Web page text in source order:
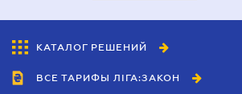
КАТАЛОГ РЕШЕНИЙ
ВСЕ ТАРИФЫ ЛІГА:ЗАКОН